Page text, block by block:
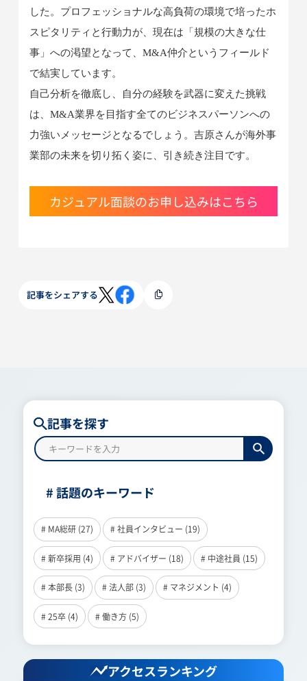
した。プロフェッショナルな高負荷の環境で培ったホ
スピタリティと行動力が、現在は「規模の大きな仕
事」への渇望となって、M&A仲介というフィールド
で結実しています。
自己分析を徹底し、自分の経験を武器に変えた挑戦
は、M&A業界を目指す全てのビジネスパーソンへの
力強いメッセージとなるでしょう。吉原さんが海外事
業部の未来を切り拓く姿に、引き続き注目です。
カジュアル面談のお申し込みはこちら
記事をシェアする
記事を探す
# 話題のキーワード
# MA総研 (27) # 社員インタビュー (19)
# 新卒採用 (4) # アドバイザー (18) # 中途社員 (15)
# 本部長 (3) # 法人部 (3) # マネジメント (4)
# 25卒 (4) # 働き方 (5)
アクセスランキング